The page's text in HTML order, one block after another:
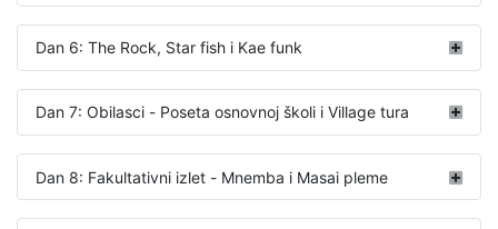
Dan 6: The Rock, Star fish i Kae funk
Dan 7: Obilasci - Poseta osnovnoj školi i Village tura
Dan 8: Fakultativni izlet - Mnemba i Masai pleme